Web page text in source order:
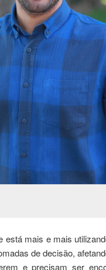
está mais e mais
de decisão,
e precisam ser